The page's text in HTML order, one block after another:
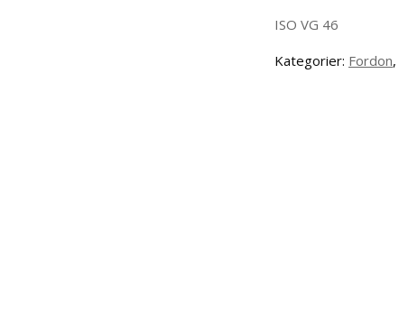
ISO VG 46
Kategorier: Fordon,